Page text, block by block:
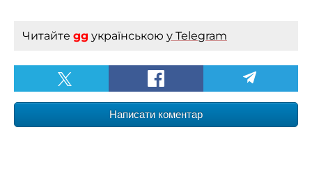
Читайте gg українською у Telegram
Написати коментар